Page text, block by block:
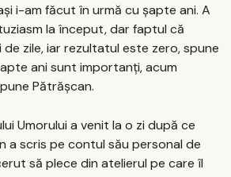
i-am făcut în urmă cu şapte ani. A
la început, dar faptul că
zile, iar rezultatul este zero, spune
ani sunt importanţi, acum
Pătrăşcan.
Umorului a venit la o zi după ce
a scris pe contul său personal de
să plece din atelierul pe care îl